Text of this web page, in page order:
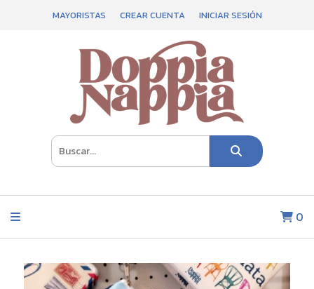
MAYORISTAS CREAR CUENTA INICIAR SESIÓN
0